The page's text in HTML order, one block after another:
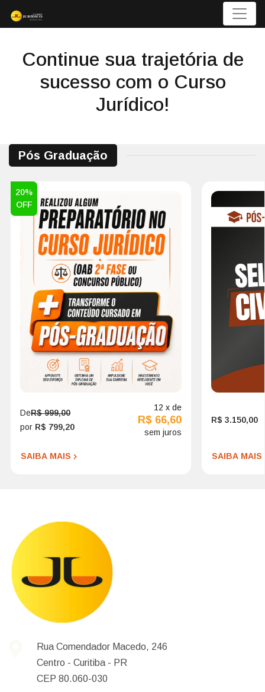
Menu
Continue sua trajetória de
sucesso com o Curso
Jurídico!
Pós Graduação
20%
OFF
DeR$ 999,00
por R$ 799,20
12 x de
R$ 66,60
sem juros
SAIBA MAIS
R$ 3.150,00
SAIBA MAIS
Rua Comendador Macedo, 246
Centro - Curitiba - PR
CEP 80.060-030